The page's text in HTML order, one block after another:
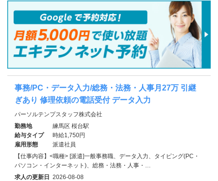
事務/PC・データ入力/総務・法務・人事月27万 引継
ぎあり 修理依頼の電話受付 データ入力
パーソルテンプスタッフ株式会社
勤務地
練馬区 桜台駅
給与タイプ
時給1,750円
雇用形態
派遣社員
【仕事内容】<職種> [派遣]一般事務職、データ入力、タイピング(PC・
パソコン・インターネット)、総務・法務・人事・…
求人の更新日 2026-08-08